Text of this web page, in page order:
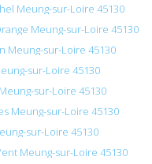
Meung-sur-Loire 45130
Meung-sur-Loire 45130
Meung-sur-Loire 45130
sur-Loire 45130
sur-Loire 45130
Meung-sur-Loire 45130
sur-Loire 45130
Meung-sur-Loire 45130